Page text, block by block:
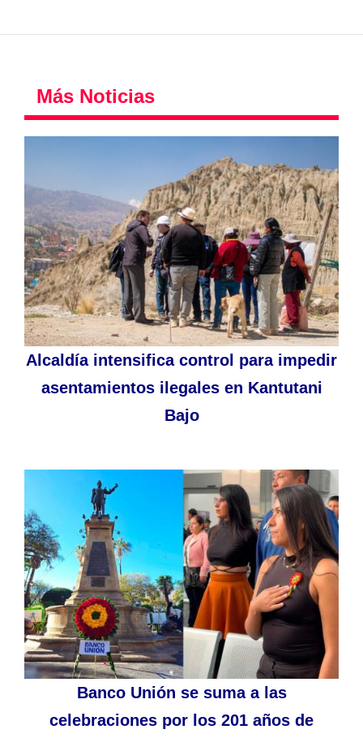
Más Noticias
Alcaldía intensifica control para impedir
asentamientos ilegales en Kantutani
Bajo
Banco Unión se suma a las
celebraciones por los 201 años de